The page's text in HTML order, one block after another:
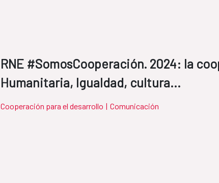
RNE #SomosCooperación. 2024: la
Humanitaria, Igualdad, cultura...
Cooperación para el desarrollo | Comunicación